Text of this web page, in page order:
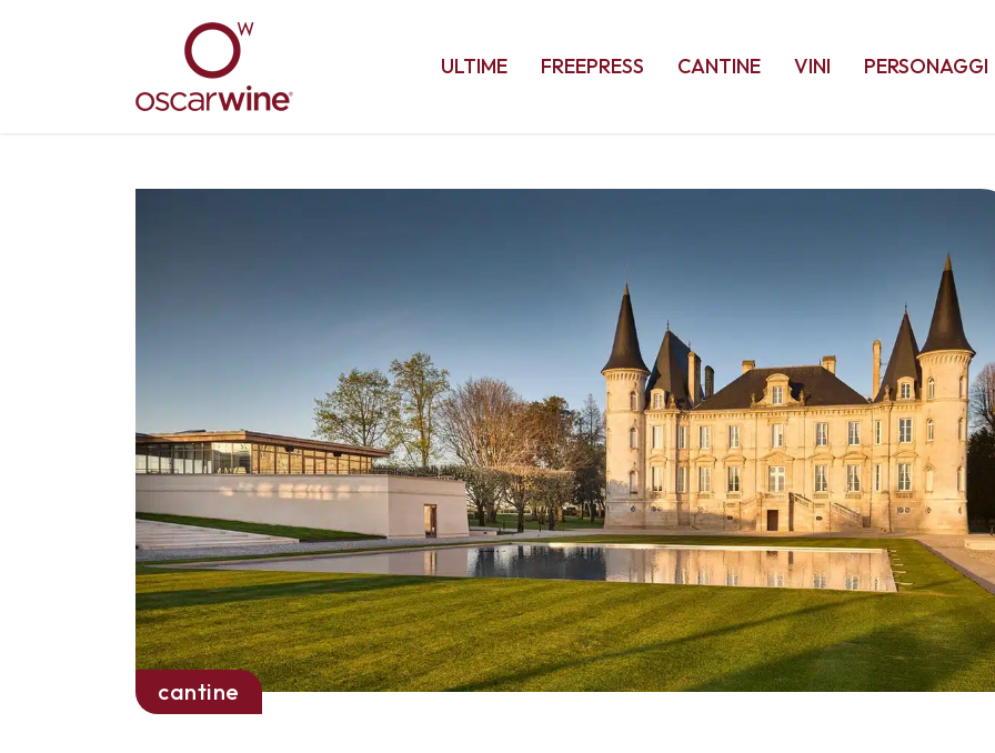
ULTIME FREEPRESS CANTINE VINI PERSONAGGI
cantine